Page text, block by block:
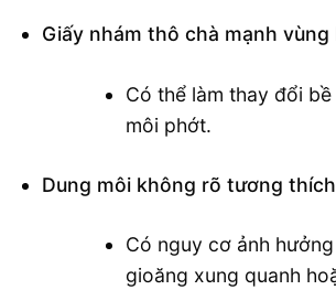
Giấy nhám thô chà mạnh vùng
Có thể làm thay đổi
môi phớt.
Dung môi không rõ tương thích
Có nguy cơ ảnh
gioăng xung quanh